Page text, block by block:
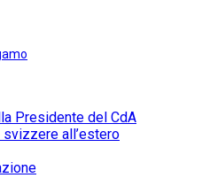
Presidente del CdA
all’estero